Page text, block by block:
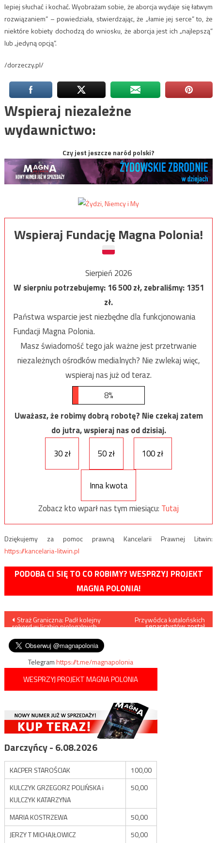
lepiej słuchać i kochać. Wyobrażam sobie, że aborcja wydaje się łatwym
rozwiązaniem” – powiedziała, stwierdzając, że „łamie jej serce” to, że
niektóre kobiety dochodzą do wniosku, że aborcja jest ich „najlepszą”
lub „jedyną opcją”.
/dorzeczy.pl/
Wspieraj niezależne
wydawnictwo:
Czy jest jeszcze naród polski?
Wspieraj Fundację Magna Polonia!
Sierpień 2026
W sierpniu potrzebujemy:16 500zł, zebraliśmy:1351
zł.
Państwa wsparcie jest niezbędne dla funkcjonowania
Fundacji Magna Polonia.
Masz świadomość tego jak ważne jest przetrwanie
niezależnych ośrodków medialnych? Nie zwlekaj więc,
wspieraj nas już od teraz.
8%
Uważasz, że robimy dobrą robotę? Nie czekaj zatem
do jutra, wspieraj nas od dzisiaj.
30 zł
50 zł 100 zł
Inna kwota
Zobacz kto wparł nas tym miesiącu: Tutaj
Dziękujemy za pomoc prawną Kancelarii Prawnej Litwin:
https://kancelaria-litwin.pl
PODOBA CI SIĘ TO CO ROBIMY? WESPRZYJ PROJEKT
MAGNA POLONIA!
Nawigacja
wpisu
Straż Graniczna: Padł kolejny
rekord w liczbie nielegalnych
Przywódca katalońskich
separatystów został
Telegramhttps://t.me/magnapolonia
WESPRZYJ PROJEKT MAGNA POLONIA
Darczyńcy - 6.08.2026
KACPER STAROŚCIAK
100,00
KULCZYK GRZEGORZ POLIŃSKA i
KULCZYK KATARZYNA
50,00
MARIA KOSTRZEWA
50,00
JERZY T MICHAJŁOWICZ
50,00